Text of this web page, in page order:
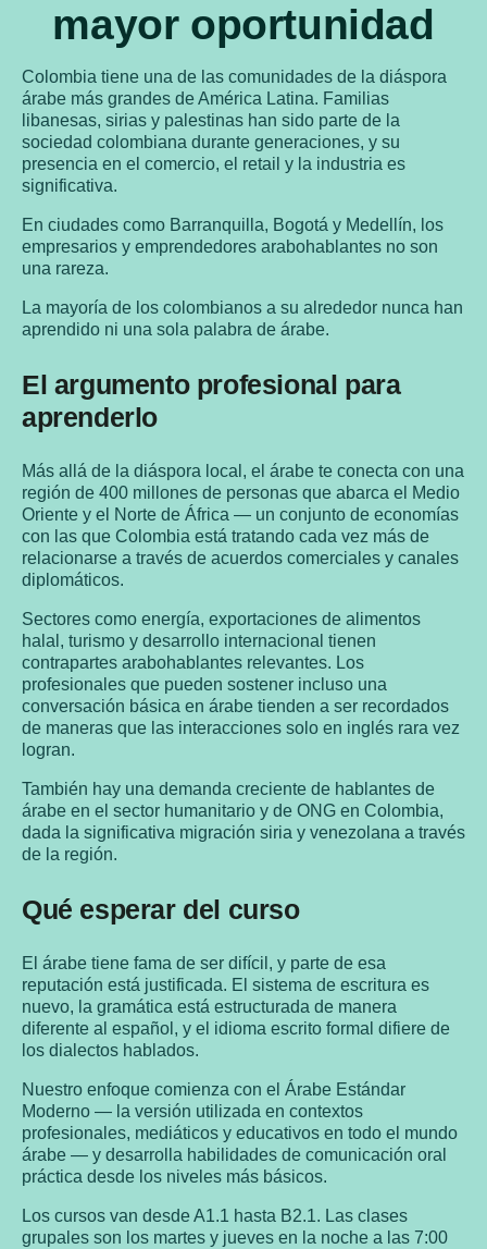
mayor oportunidad
Colombia tiene una de las comunidades de la diáspora
árabe más grandes de América Latina. Familias
libanesas, sirias y palestinas han sido parte de la
sociedad colombiana durante generaciones, y su
presencia en el comercio, el retail y la industria es
significativa.
En ciudades como Barranquilla, Bogotá y Medellín, los
empresarios y emprendedores arabohablantes no son
una rareza.
La mayoría de los colombianos a su alrededor nunca han
aprendido ni una sola palabra de árabe.
El argumento profesional para
aprenderlo
Más allá de la diáspora local, el árabe te conecta con una
región de 400 millones de personas que abarca el Medio
Oriente y el Norte de África — un conjunto de economías
con las que Colombia está tratando cada vez más de
relacionarse a través de acuerdos comerciales y canales
diplomáticos.
Sectores como energía, exportaciones de alimentos
halal, turismo y desarrollo internacional tienen
contrapartes arabohablantes relevantes. Los
profesionales que pueden sostener incluso una
conversación básica en árabe tienden a ser recordados
de maneras que las interacciones solo en inglés rara vez
logran.
También hay una demanda creciente de hablantes de
árabe en el sector humanitario y de ONG en Colombia,
dada la significativa migración siria y venezolana a través
de la región.
Qué esperar del curso
El árabe tiene fama de ser difícil, y parte de esa
reputación está justificada. El sistema de escritura es
nuevo, la gramática está estructurada de manera
diferente al español, y el idioma escrito formal difiere de
los dialectos hablados.
Nuestro enfoque comienza con el Árabe Estándar
Moderno — la versión utilizada en contextos
profesionales, mediáticos y educativos en todo el mundo
árabe — y desarrolla habilidades de comunicación oral
práctica desde los niveles más básicos.
Los cursos van desde A1.1 hasta B2.1. Las clases
grupales son los martes y jueves en la noche a las 7:00